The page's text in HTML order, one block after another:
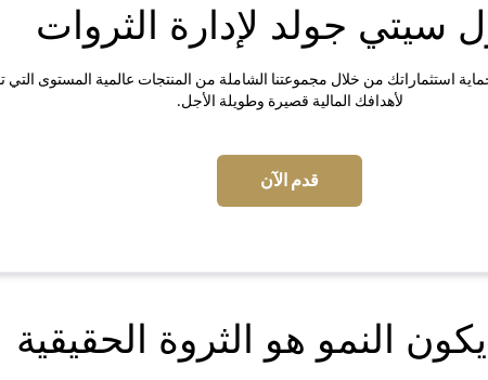
سيتي جولد لإدارة الثروات
استثماراتك من خلال مجموعتنا الشاملة من المنتجات عالمية المستوى التي
لأهدافك المالية قصيرة وطويلة الأجل.
قدم الآن
النمو هو الثروة الحقيقية